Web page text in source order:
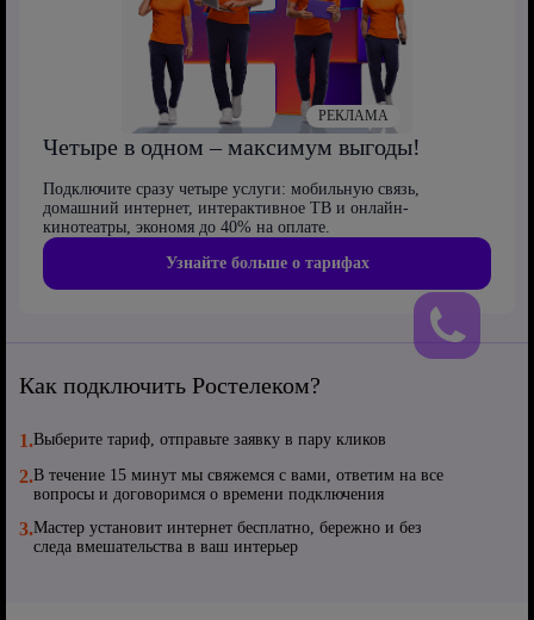
Четыре в одном – максимум выгоды!
Подключите сразу четыре услуги: мобильную связь,
домашний интернет, интерактивное ТВ и онлайн-
кинотеатры, экономя до 40% на оплате.
Узнайте больше о тарифах
РЕКЛАМА
Как подключить Ростелеком?
1.Выберите тариф, отправьте заявку в пару кликов
2.В течение 15 минут мы свяжемся с вами, ответим на все
вопросы и договоримся о времени подключения
3.Мастер установит интернет бесплатно, бережно и без
следа вмешательства в ваш интерьер